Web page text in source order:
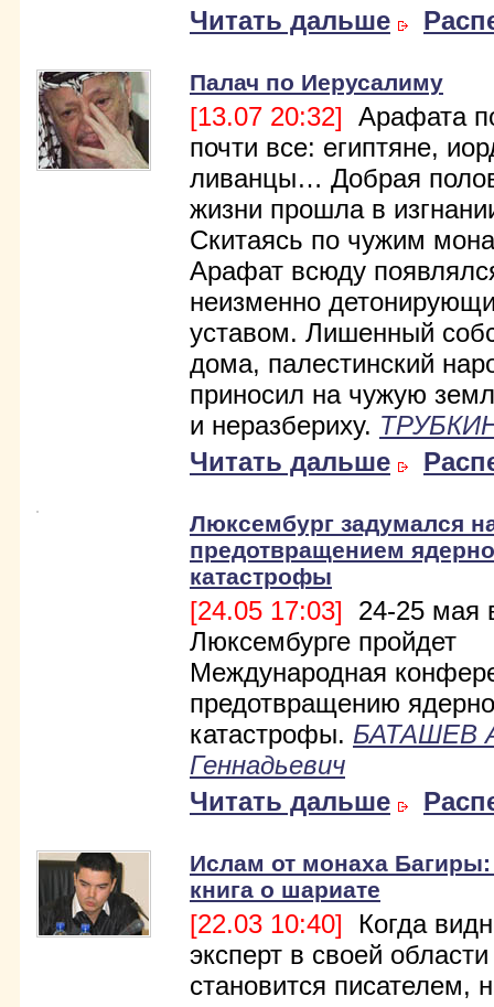
Читать дальше
Палач по Иерусалиму
[13.07 20:32] Арафата
почти все: египтяне,
ливанцы… Добрая
жизни прошла в
Скитаясь по чужим
Арафат всюду
неизменно
уставом. Лишенный
дома, палестинский
приносил на чужую
и неразбериху.
Читать дальше
Люксембург задумался
предотвращением
катастрофы
[24.05 17:03] 24-25 мая
Люксембурге пройдет
Международная
предотвращению
катастрофы. БАТАШЕВ
Геннадьевич
Читать дальше
Ислам от монаха
книга о шариате
[22.03 10:40] Когда
эксперт в своей области
становится писателем,